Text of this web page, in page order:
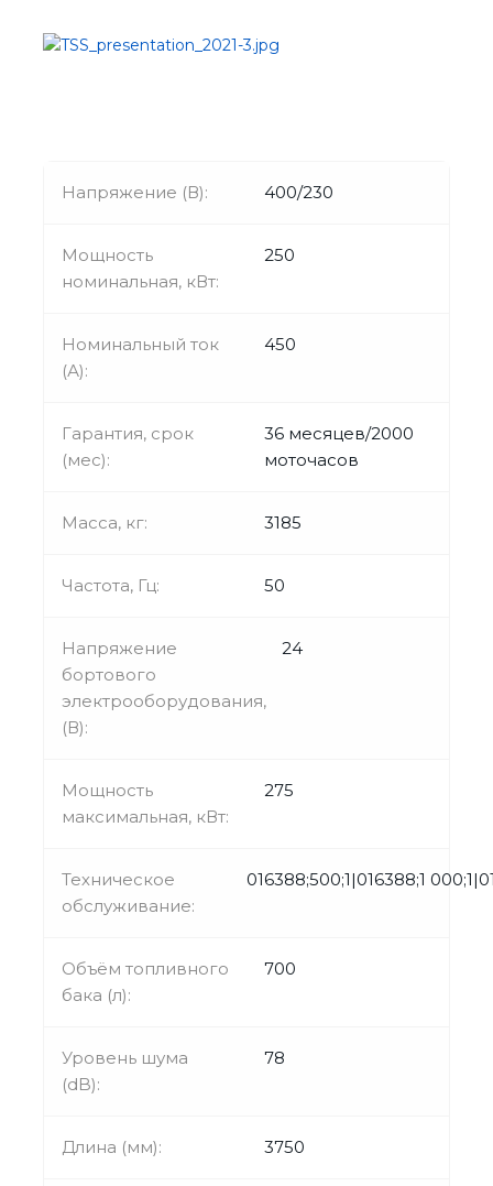
Напряжение (В): 400/230
Мощность
номинальная, кВт:
250
Номинальный ток
(А):
450
Гарантия, срок
(мес):
36 месяцев/2000
моточасов
Масса, кг: 3185
Частота, Гц: 50
Напряжение
бортового
электрооборудования,
(В):
24
Мощность
максимальная, кВт:
275
Техническое
обслуживание:
016388;500;1|016388;1
Объём топливного
бака (л):
700
Уровень шума
(dB):
78
Длина (мм): 3750